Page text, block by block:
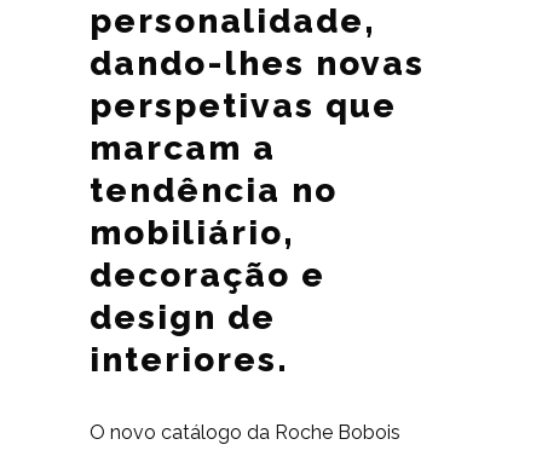
personalidade,
dando-lhes novas
perspetivas que
marcam a
tendência no
mobiliário,
decoração e
design de
interiores.
O novo catálogo da Roche Bobois